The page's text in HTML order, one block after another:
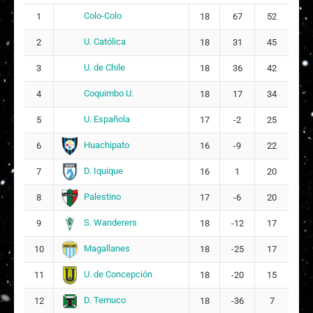
11
1
3
Antonia Belén López Olivares 9
1
5
Delfina Mariana Beccacece
6
Ashley Dayana López Guerra
2
7
Antonella Anahís Rivera Ibacache
10
9
Francisca Alejandra Seura Díaz
DT:Ignacio González
1 Colo-Colo 18 67 52
2 U. Católica 18 31 45
3 U. de Chile 18 36 42
4 Coquimbo U. 18 17 34
5 U. Española 17 -2 25
6 Huachipato 16 -9 22
7 D. Iquique 16 1 20
8 Palestino 17 -6 20
9 S. Wanderers 18 -12 17
10 Magallanes 18 -25 17
11 U. de Concepción 18 -20 15
12 D. Temuco 18 -36 7